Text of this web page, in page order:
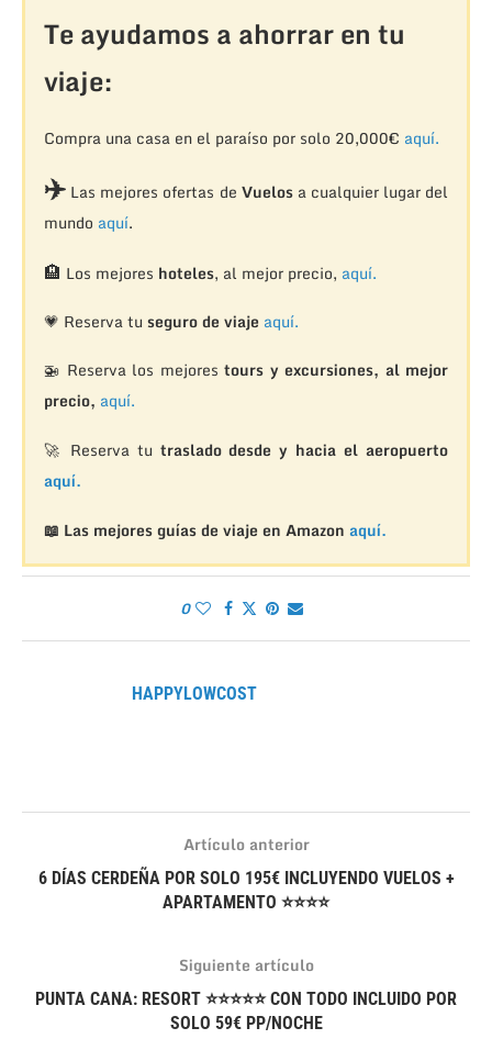
Te ayudamos a ahorrar en tu
viaje:
Compra una casa en el paraíso por solo 20,000€ aquí.
✈️Las mejores ofertas de Vuelosa cualquier lugar del
mundo aquí.
🏨 Los mejores hoteles, al mejor precio, aquí.
💗 Reserva tu seguro de viaje aquí.
🚁 Reserva los mejorestours y excursiones, al mejor
precio, aquí.
🚀 Reserva tu traslado desde y hacia el aeropuerto
aquí.
📖 Las mejores guías de viaje en Amazon aquí.
0
HAPPYLOWCOST
Artículo anterior
6 DÍAS CERDEÑA POR SOLO 195€ INCLUYENDO VUELOS +
APARTAMENTO ⭐⭐⭐⭐
Siguiente artículo
PUNTA CANA: RESORT ⭐⭐⭐⭐⭐ CON TODO INCLUIDO POR
SOLO 59€ PP/NOCHE